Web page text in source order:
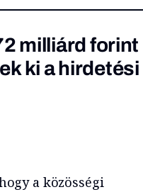
milliárd forint
ki a hirdetési
a közösségi